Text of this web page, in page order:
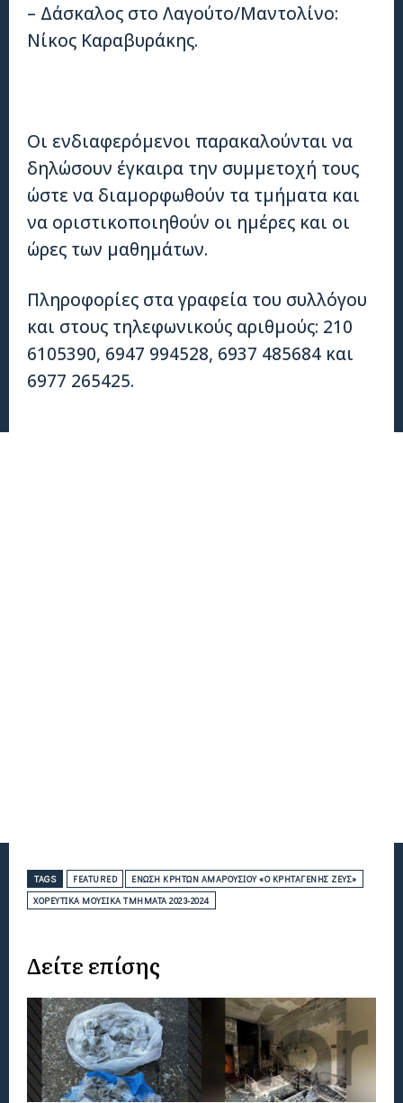
– Δάσκαλος στο Λαγούτο/Μαντολίνο:
Νίκος Καραβυράκης.
Οι ενδιαφερόμενοι παρακαλούνται να
δηλώσουν έγκαιρα την συμμετοχή τους
ώστε να διαμορφωθούν τα τμήματα και
να οριστικοποιηθούν οι ημέρες και οι
ώρες των μαθημάτων.
Πληροφορίες στα γραφεία του συλλόγου
και στους τηλεφωνικούς αριθμούς: 210
6105390, 6947 994528, 6937 485684 και
6977 265425.
TAGS FEATURED
ΈΝΩΣΗ ΚΡΗΤΏΝ ΑΜΑΡΟΥΣΊΟΥ «Ο ΚΡΗΤΑΓΕΝΉΣ ΖΕΥΣ»
ΧΟΡΕΥΤΙΚΆ ΜΟΥΣΙΚΆ ΤΜΉΜΑΤΑ 2023-2024
Δείτε επίσης